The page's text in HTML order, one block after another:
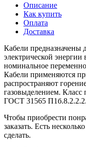
Описание
Как купить
Оплата
Доставка
Кабели предназначены
электрической
номинальное
Кабели применяются
распространяют
газовыделением. Класс
ГОСТ 31565 П1б.8.2.2.2.
Чтобы приобрести
заказать. Есть
сделать.